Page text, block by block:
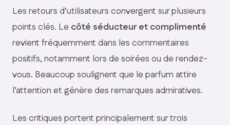
Les retours d’utilisateurs convergent sur plusieurs
points clés. Le côté séducteur et complimenté
revient fréquemment dans les commentaires
positifs, notamment lors de soirées ou de rendez-
vous. Beaucoup soulignent que le parfum attire
l’attention et génère des remarques admiratives.
Les critiques portent principalement sur trois